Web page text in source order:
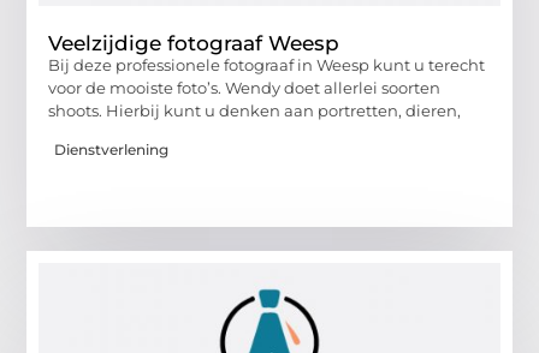
Veelzijdige fotograaf Weesp
Bij deze professionele fotograaf in Weesp kunt u terecht
voor de mooiste foto’s. Wendy doet allerlei soorten
shoots. Hierbij kunt u denken aan portretten, dieren,
Dienstverlening